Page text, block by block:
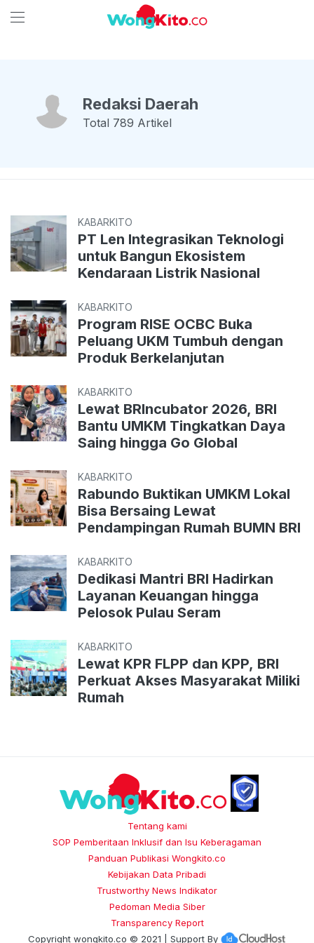
Redaksi Daerah
Total 789 Artikel
KABARKITO
PT Len Integrasikan Teknologi
untuk Bangun Ekosistem
Kendaraan Listrik Nasional
KABARKITO
Program RISE OCBC Buka
Peluang UKM Tumbuh dengan
Produk Berkelanjutan
KABARKITO
Lewat BRIncubator 2026, BRI
Bantu UMKM Tingkatkan Daya
Saing hingga Go Global
KABARKITO
Rabundo Buktikan UMKM Lokal
Bisa Bersaing Lewat
Pendampingan Rumah BUMN BRI
KABARKITO
Dedikasi Mantri BRI Hadirkan
Layanan Keuangan hingga
Pelosok Pulau Seram
KABARKITO
Lewat KPR FLPP dan KPP, BRI
Perkuat Akses Masyarakat Miliki
Rumah
Tentang kami
SOP Pemberitaan Inklusif dan Isu Keberagaman
Panduan Publikasi Wongkito.co
Kebijakan Data Pribadi
Trustworthy News Indikator
Pedoman Media Siber
Transparency Report
Copyright wongkito.co © 2021 | Support By